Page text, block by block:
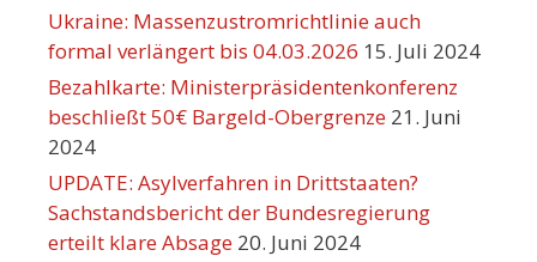
Ukraine: Massenzustromrichtlinie auch
formal verlängert bis 04.03.2026 15. Juli 2024
Bezahlkarte: Ministerpräsidentenkonferenz
beschließt 50€ Bargeld-Obergrenze 21. Juni
2024
UPDATE: Asylverfahren in Drittstaaten?
Sachstandsbericht der Bundesregierung
erteilt klare Absage 20. Juni 2024